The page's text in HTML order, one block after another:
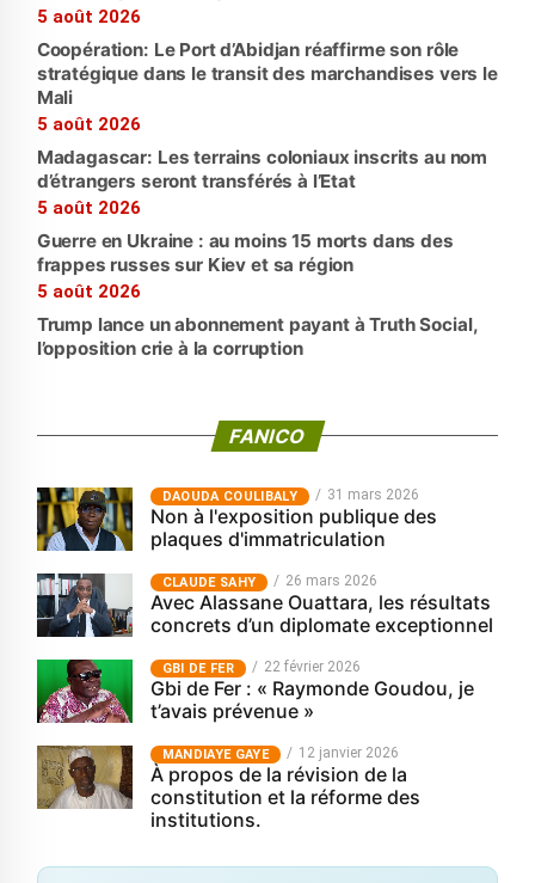
5 août 2026
Coopération: Le Port d’Abidjan réaffirme son rôle
stratégique dans le transit des marchandises vers le
Mali
5 août 2026
Madagascar: Les terrains coloniaux inscrits au nom
d’étrangers seront transférés à l’Etat
5 août 2026
Guerre en Ukraine : au moins 15 morts dans des
frappes russes sur Kiev et sa région
5 août 2026
Trump lance un abonnement payant à Truth Social,
l’opposition crie à la corruption
FANICO
‎DAOUDA COULIBALY 31 mars 2026
Non à l'exposition publique des
plaques d'immatriculation
CLAUDE SAHY 26 mars 2026
Avec Alassane Ouattara, les résultats
concrets d’un diplomate exceptionnel
GBI DE FER 22 février 2026
Gbi de Fer : « Raymonde Goudou, je
t’avais prévenue »
MANDIAYE GAYE 12 janvier 2026
À propos de la révision de la
constitution et la réforme des
institutions.